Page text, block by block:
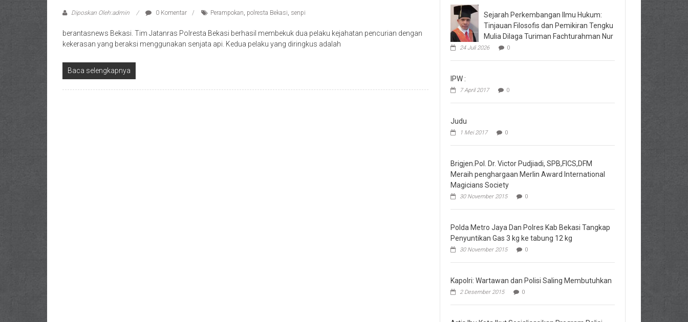
Diposkan Oleh:admin 0 Komentar Perampokan, polresta Bekasi, senpi
berantasnews Bekasi. Tim Jatanras Polresta Bekasi berhasil membekuk dua pelaku kejahatan pencurian dengan
kekerasan yang beraksi menggunakan senjata api. Kedua pelaku yang diringkus adalah
Baca selengkapnya
Sejarah Perkembangan Ilmu Hukum:
Tinjauan Filosofis dan Pemikiran Tengku
Mulia Dilaga Turiman Fachturahman Nur
24 Juli 2026 0
IPW :
7 April 2017 0
Judu
1 Mei 2017 0
Brigjen.Pol. Dr. Victor Pudjiadi, SPB,FICS,DFM
Meraih penghargaan Merlin Award International
Magicians Society
30 November 2015 0
Polda Metro Jaya Dan Polres Kab Bekasi Tangkap
Penyuntikan Gas 3 kg ke tabung 12 kg
30 November 2015 0
Kapolri: Wartawan dan Polisi Saling Membutuhkan
2 Desember 2015 0